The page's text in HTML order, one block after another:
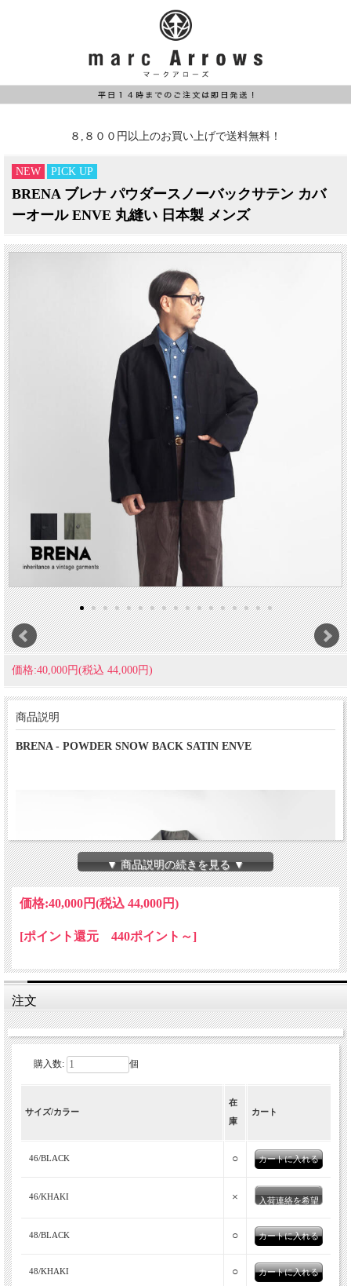
８,８００円以上のお買い上げで送料無料！
NEW PICK UP
BRENA ブレナ パウダースノーバックサテン カバ
ーオール ENVE 丸縫い 日本製 メンズ
価格:40,000円(税込 44,000円)
商品説明
BRENA - POWDER SNOW BACK SATIN ENVE
丸縫い職人によって再現された、30-40年
代のテイラードカバーオール。
30-40年代の仕立て屋にて製作されたテイラードカバーオール。
していく丸縫いによって、再現したのがこちらのモデル
が、テーラードの要素が加えられていて、のっぺりとした定番の
フレンチカバーオールとは一線を画す、エレガントな雰囲気に仕
上げられているというのが大きな特徴。立体的な襟にセンターベ
ント、肩をなだらかに落とし、テーラードジャケット然とした前
▼ 商品説明の続きを見る ▼
価格:40,000円(税込 44,000円)
[ポイント還元 440ポイント～]
注文
購入数: 個
サイズ/カラー
在
庫
カート
46/BLACK ○
46/KHAKI × 入荷連絡を希望
48/BLACK ○
48/KHAKI ○